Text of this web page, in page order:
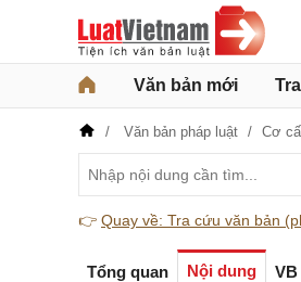
Văn bản mới
Văn bản pháp luật Cơ
👉 Quay về: Tra cứu văn bản
Tổng quan Nội dung